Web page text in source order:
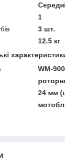
Середні
1
3 шт.
12.5 кг
WM-900
24 мм